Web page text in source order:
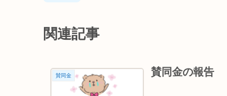
関連記事
賛同金 賛同金の報告